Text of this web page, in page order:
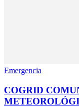
Emergencia
COGRID